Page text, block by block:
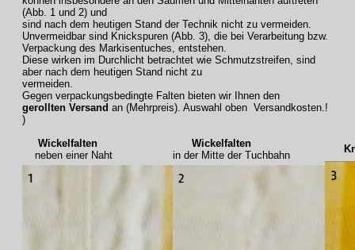
(Abb. 1 und 2) und
sind nach dem heutigen Stand der Technik nicht zu vermeiden.
Unvermeidbar sind Knickspuren (Abb. 3), die bei Verarbeitung bzw.
Verpackung des Markisentuches, entstehen.
Diese wirken im Durchlicht betrachtet wie Schmutzstreifen, sind
aber nach dem heutigen Stand nicht zu
vermeiden.
Gegen verpackungsbedingte Falten bieten wir Ihnen den
gerollten Versand an (Mehrpreis). Auswahl oben Versandkosten.!
)
Wickelfalten
neben einer Naht
Wickelfalten
in der Mitte der Tuchbahn